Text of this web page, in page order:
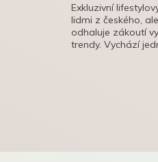
Exkluzivní
lidmi z českého,
odhaluje zákoutí
trendy. Vychází